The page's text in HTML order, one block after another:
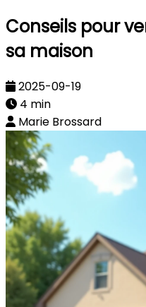
Conseils pour
sa maison
2025-09-19
4 min
Marie Brossard